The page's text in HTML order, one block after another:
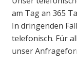
am Tag an 365 Tagen im
In dringenden
telefonisch. Für
unser